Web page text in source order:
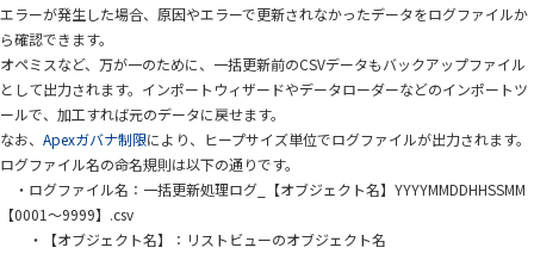
エラーが発生した場合、原因やエラーで更新されなかったデータをログファイルか
ら確認できます。
オペミスなど、万が一のために、一括更新前のCSVデータもバックアップファイル
として出力されます。インポートウィザードやデータローダーなどのインポートツ
ールで、加工すれば元のデータに戻せます。
なお、 Apexガバナ制限により、ヒープサイズ単位でログファイルが出力されます。
ログファイル名の命名規則は以下の通りです。
・ログファイル名：一括更新処理ログ_【オブジェクト名】YYYYMMDDHHSSMM
【0001～9999】.csv
・【オブジェクト名】：リストビューのオブジェクト名